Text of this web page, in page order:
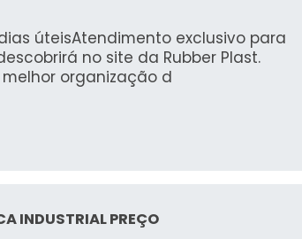
úteisAtendimento exclusivo para
no site da Rubber Plast.
organização d
INDUSTRIAL PREÇO